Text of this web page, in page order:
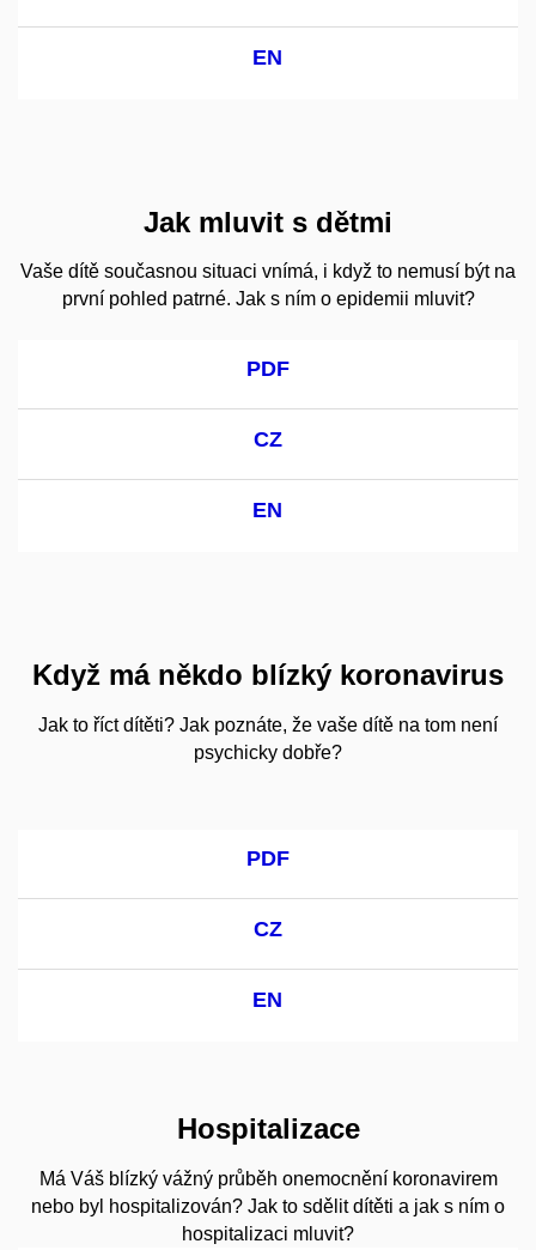
EN
Jak mluvit s dětmi
Vaše dítě současnou situaci vnímá, i když to nemusí být na
první pohled patrné. Jak s ním o epidemii mluvit?
PDF
CZ
EN
Když má někdo blízký koronavirus
Jak to říct dítěti? Jak poznáte, že vaše dítě na tom není
psychicky dobře?
PDF
CZ
EN
Hospitalizace
Má Váš blízký vážný průběh onemocnění koronavirem
nebo byl hospitalizován? Jak to sdělit dítěti a jak s ním o
hospitalizaci mluvit?